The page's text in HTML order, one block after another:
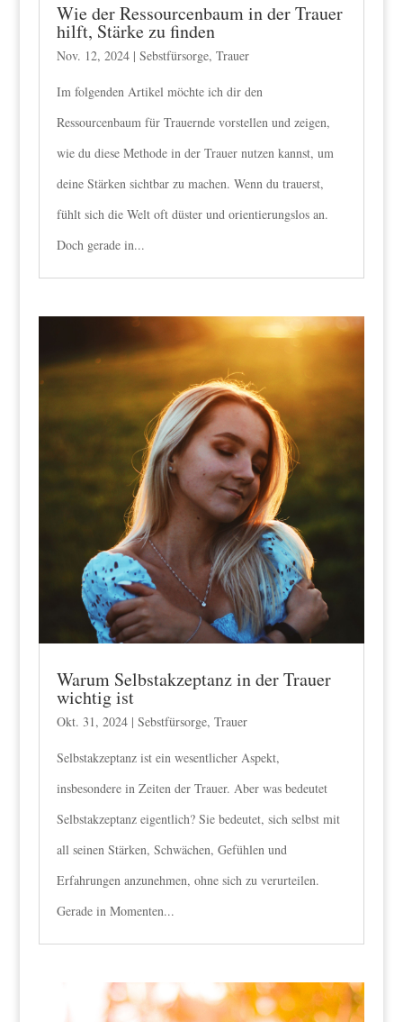
Wie der Ressourcenbaum in der Trauer
hilft, Stärke zu finden
Nov. 12, 2024| Sebstfürsorge, Trauer
Im folgenden Artikel möchte ich dir den
Ressourcenbaum für Trauernde vorstellen und zeigen,
wie du diese Methode in der Trauer nutzen kannst, um
deine Stärken sichtbar zu machen. Wenn du trauerst,
fühlt sich die Welt oft düster und orientierungslos an.
Doch gerade in...
Warum Selbstakzeptanz in der Trauer
wichtig ist
Okt. 31, 2024| Sebstfürsorge, Trauer
Selbstakzeptanz ist ein wesentlicher Aspekt,
insbesondere in Zeiten der Trauer. Aber was bedeutet
Selbstakzeptanz eigentlich? Sie bedeutet, sich selbst mit
all seinen Stärken, Schwächen, Gefühlen und
Erfahrungen anzunehmen, ohne sich zu verurteilen.
Gerade in Momenten...